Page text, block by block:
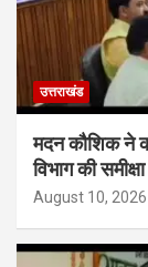
उत्तराखंड
मदन कौशिक ने
विभाग की
August 10, 2026